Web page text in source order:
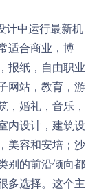
计中运行最新机
适合商业，博
报纸，自由职业
网站，教育，游
，婚礼，音乐，
内设计，建筑设
美容和安培；沙
别的前沿倾向都
多选择。这个主